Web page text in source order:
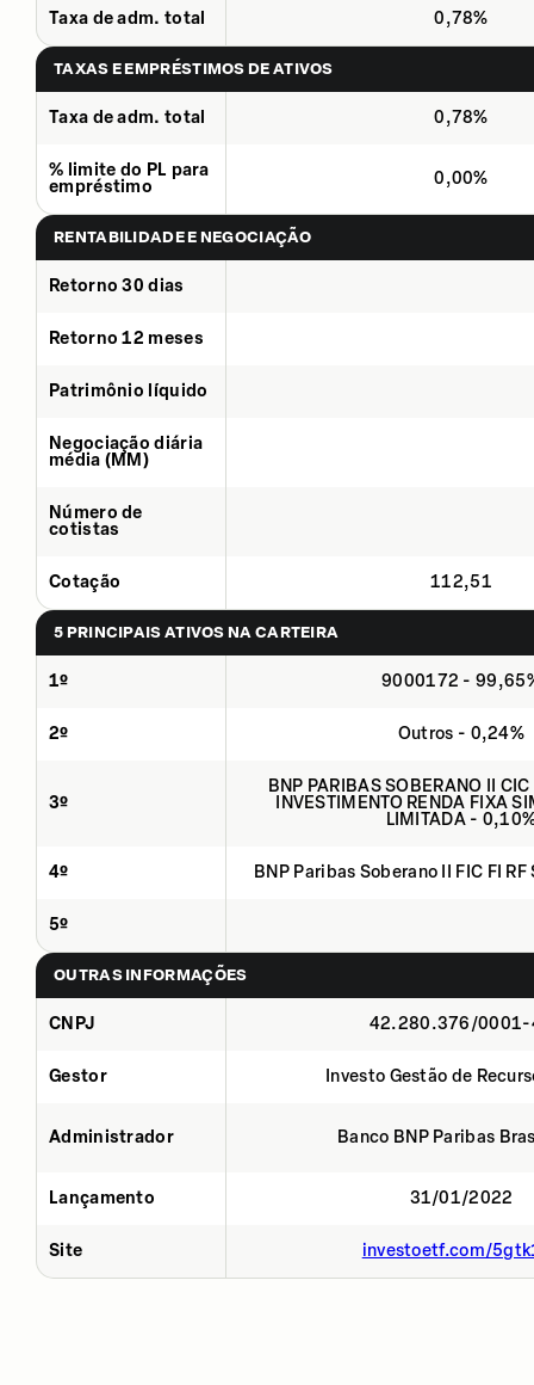
Taxa de adm. total 0,78%
TAXAS E EMPRÉSTIMOS DE ATIVOS
Taxa de adm. total 0,78%
% limite do PL para
empréstimo
0,00%
RENTABILIDADE E NEGOCIAÇÃO
Retorno 30 dias
Retorno 12 meses
Patrimônio líquido
Negociação diária
média (MM)
Número de
cotistas
Cotação 112,51
5 PRINCIPAIS ATIVOS NA CARTEIRA
1º 9000172 -
2º Outros - 0,24%
3º
BNP PARIBAS SOBERANO II
INVESTIMENTO RENDA FIXA
LIMITADA -
4º BNP Paribas Soberano II FIC FI
5º
OUTRAS INFORMAÇÕES
CNPJ 42.280.376/0001-
Gestor Investo Gestão de
Administrador Banco BNP Paribas
Lançamento 31/01/2022
Site investoetf.com/